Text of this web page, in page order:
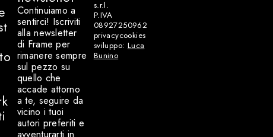
Continuiamo a
sentirci! Iscriviti
alla newsletter
di Frame per
rimanere sempre
sul pezzo su
quello che
accade attorno
a te, seguire da
vicino i tuoi
autori preferiti e
avventurarti in
s.r.l.
P.IVA
08927250962
privacycookies
sviluppo: Luca
Bunino